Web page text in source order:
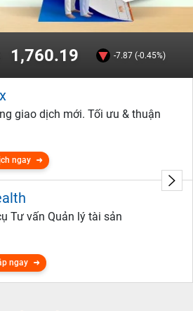
1,760.19 -7.87 (-0.45%)
giao dịch mới. Tối ưu & thuận
ngay
Tư vấn Quản lý tài sản
ngay